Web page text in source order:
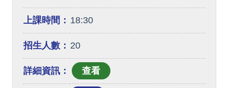
上課時間： 18:30
招生人數： 20
詳細資訊：